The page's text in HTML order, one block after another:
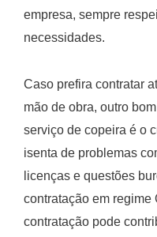
empresa, sempre
necessidades.
Caso prefira contratar
mão de obra, outro
serviço de copeira é o
isenta de problemas
licenças e questões
contratação em regime
contratação pode